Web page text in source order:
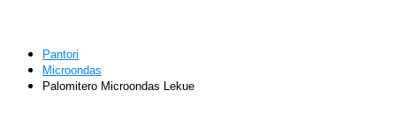
Pantori
Microondas
Palomitero Microondas Lekue